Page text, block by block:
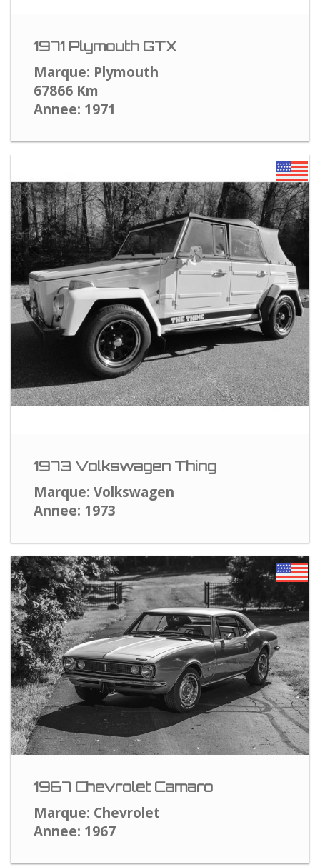
1971 Plymouth GTX
Marque: Plymouth
67866 Km
Annee: 1971
1973 Volkswagen Thing
Marque: Volkswagen
Annee: 1973
1967 Chevrolet Camaro
Marque: Chevrolet
Annee: 1967